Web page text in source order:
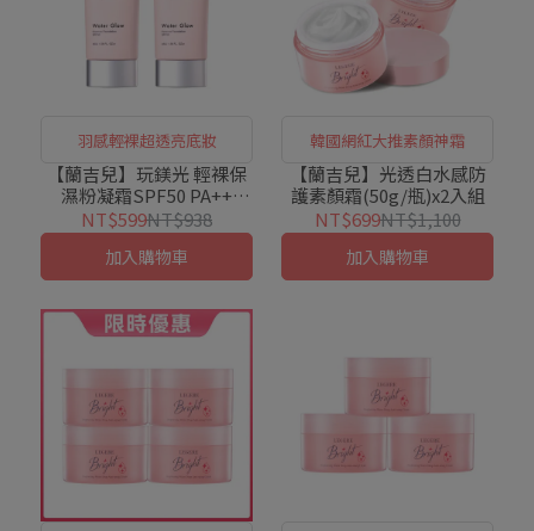
羽感輕裸超透亮底妝
【蘭吉兒】玩鎂光 輕裸保
濕粉凝霜SPF50 PA++
(45g/支)x2入組
NT$599NT$938
加入購物車
韓國網紅大推素顏神霜
【蘭吉兒】光透白水感防
護素顏霜(50g/瓶)x2入組
NT$699NT$1,100
加入購物車